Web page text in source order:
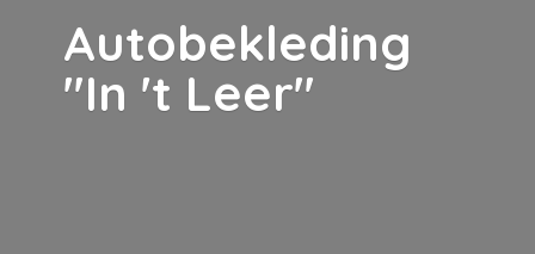
Autobekleding
"In 't Leer"